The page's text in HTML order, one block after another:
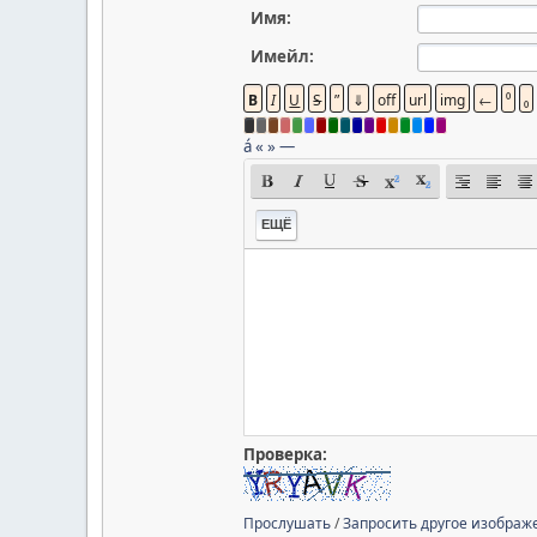
Имя:
Имейл:
á« »—
ЕЩЁ
Проверка:
Прослушать/Запросить другое